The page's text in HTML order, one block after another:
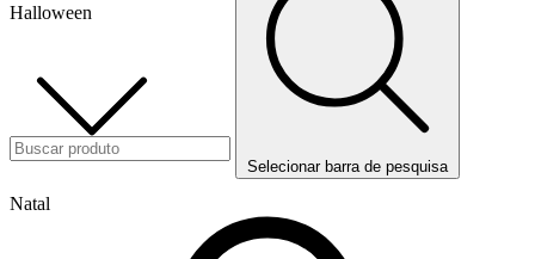
Halloween
Natal
Selecionar barra de pesquisa